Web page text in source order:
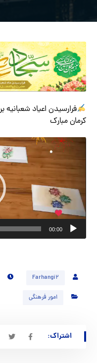
فرارسیدن اعیاد
کرمان مبارک
نمایشگر
00:00
Farhangi2
امور فرهنگی